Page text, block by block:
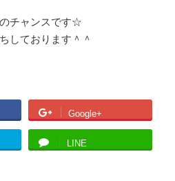
チャンスです☆
しております＾＾
Google+
LINE